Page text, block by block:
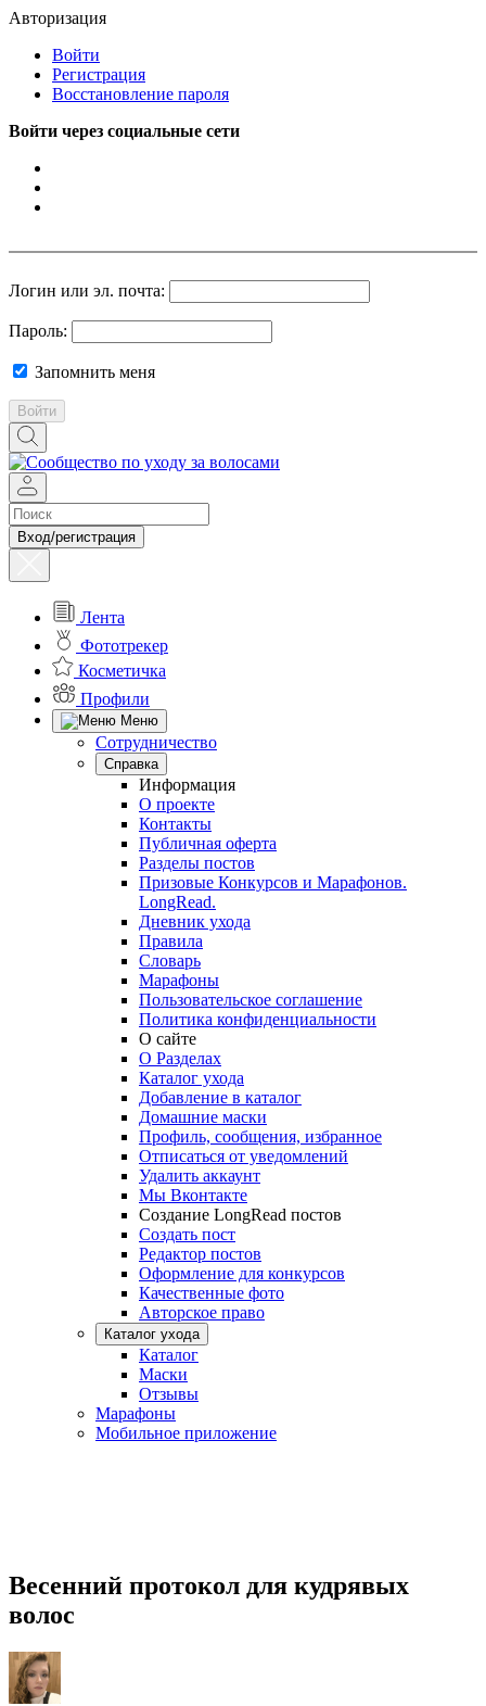
Авторизация
Войти
Регистрация
Восстановление пароля
Войти через социальные сети
Логин или эл. почта:
Пароль:
Запомнить меня
Войти
Вход/регистрация
Лента
Фототрекер
Косметичка
Профили
Меню
Сотрудничество
Справка
Информация
О проекте
Контакты
Публичная оферта
Разделы постов
Призовые Конкурсов и Марафонов.
LongRead.
Дневник ухода
Правила
Словарь
Марафоны
Пользовательское соглашение
Политика конфиденциальности
О сайте
О Разделах
Каталог ухода
Добавление в каталог
Домашние маски
Профиль, сообщения, избранное
Отписаться от уведомлений
Удалить аккаунт
Мы Вконтакте
Создание LongRead постов
Создать пост
Редактор постов
Оформление для конкурсов
Качественные фото
Авторское право
Каталог ухода
Каталог
Маски
Отзывы
Марафоны
Мобильное приложение
Весенний протокол для кудрявых
волос